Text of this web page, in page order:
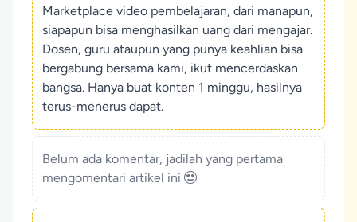
Marketplace video pembelajaran, dari manapun,
siapapun bisa menghasilkan uang dari mengajar.
Dosen, guru ataupun yang punya keahlian bisa
bergabung bersama kami, ikut mencerdaskan
bangsa. Hanya buat konten 1 minggu, hasilnya
terus-menerus dapat.
Belum ada komentar, jadilah yang pertama
mengomentari artikel ini